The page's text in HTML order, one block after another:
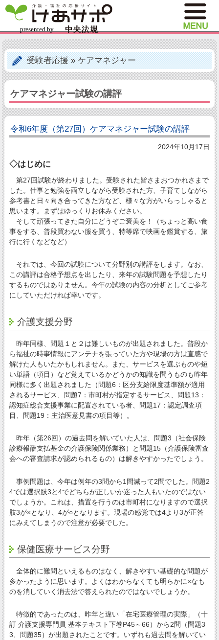
受験者応援»ケアマネジャー
ケアマネジャー試験の講評
令和6年度（第27回）ケアマネジャー試験の講評
2024年10月17日
◇はじめに
第27回試験が終わりました。受験された皆さまおつかれさまで
した。仕事と勉強を両立しながら受験された方、子育てしながら
参考書と日々向き合ってきた方など、様々な方がいらっしゃると
思います。まずはゆっくりお休みください。
そして頑張ってきた自分にどうぞご褒美を！（ちょっと高い食
事をする、普段買わない服を買う、特等席で映画を鑑賞する、旅
行に行くなどなど）
それでは、今回の試験について分野別の講評をします。なお、
この講評は合格予想点を出したり、来年の試験問題を予想したり
するものではありません。今年の試験の内容の分析としてご参考
にしていただければ幸いです。
介護支援分野
昨年同様、問題１と２は難しいものが出題されました。普段か
ら福祉の時事情報にアンテナを張っていた方や現場の方は直感で
解けた人もいたかもしれません。また、サービスを選ぶものや短
い単語（項目）など覚えているかどうかの知識を問うものも昨年
同様に多く出題されました（問題6：区分支給限度基準額が適用
されるサービス、問題7：市町村が指定するサービス、問題13：
認知症総合支援事業に配置されている者、問題17：認定調査項
目、問題19：主治医意見書の項目等）。
昨年（第26回）の過去問を解いていた人は、問題3（社会保険
診療報酬支払基金の介護保険関係業務）と問題15（介護保険審査
会への審査請求が認められるもの）は解きやすかったでしょう。
事例問題は、今年は例年の3問から1問減って2問でした。問題2
4では選択肢3と4でどちらが正しいか迷った人もいたのではない
でしょうか。これは、措置を行うのは市町村になりますので選択
肢3が×となり、4が○となります。現場の感覚では4より3が正答
にみえてしまうので注意が必要でした。
保健医療サービス分野
全体的に難問といえるものはなく、解きやすい基礎的な問題が
多かったように思います。よくはわからなくても明らかに×なも
のを消していく消去法で答えられたのではないでしょうか。
特徴的であったのは、昨年と違い「在宅医療管理の実際」（十
訂 介護支援専門員 基本テキスト下巻P45～66）から2問（問題3
3、問題35）が出題されたことです。いずれも過去問を解いてい